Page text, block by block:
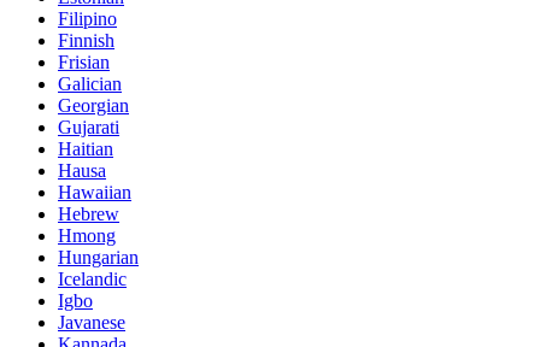
Filipino
Finnish
Frisian
Galician
Georgian
Gujarati
Haitian
Hausa
Hawaiian
Hebrew
Hmong
Hungarian
Icelandic
Igbo
Javanese